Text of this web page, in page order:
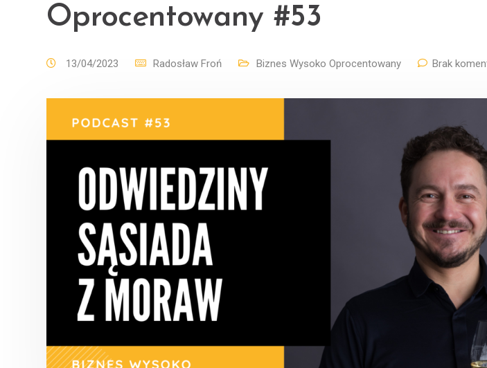
Oprocentowany #53
13/04/2023 Radosław Froń Biznes Wysoko Oprocentowany Brak